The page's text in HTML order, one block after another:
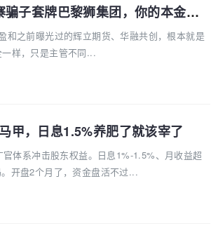
正主查无此号｜大华汇盈单割跑路中：柬埔寨骗子套牌巴黎狮集团，你的本金已清零
和之前曝光过的辉立期货、华融共创，根本就是
样，只是主管不同...
甲，日息1.5%养肥了就该宰了
体系冲击股东权益。日息1%-1.5%、月收益超
开盘2个月了，资金盘活不过...